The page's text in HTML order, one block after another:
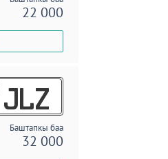
22 000
JLZ
Баштапкы баа
32 000